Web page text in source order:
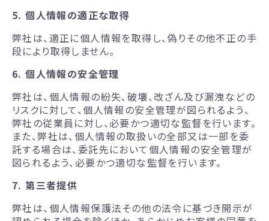
5. 個人情報の適正な取得
弊社は、適正に個人情報を取得し、偽りその他不正の手
段により取得しません。
6. 個人情報の安全管理
弊社は、個人情報の紛失、破壊、改ざん及び漏洩などの
リスクに対して、個人情報の安全管理が図られるよう、
弊社の従業員に対し、必要かつ適切な監督を行います。
また、弊社は、個人情報の取扱いの全部又は一部を委
託する場合は、委託先において個人情報の安全管理が
図られるよう、必要かつ適切な監督を行います。
7. 第三者提供
弊社は、個人情報保護法その他の法令に基づき開示が